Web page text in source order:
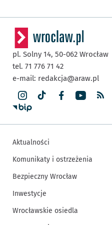
pl. Solny 14, 50-062 Wrocław
tel. 71 776 71 42
e-mail: redakcja@araw.pl
Aktualności
Komunikaty i ostrzeżenia
Bezpieczny Wrocław
Inwestycje
Wrocławskie osiedla